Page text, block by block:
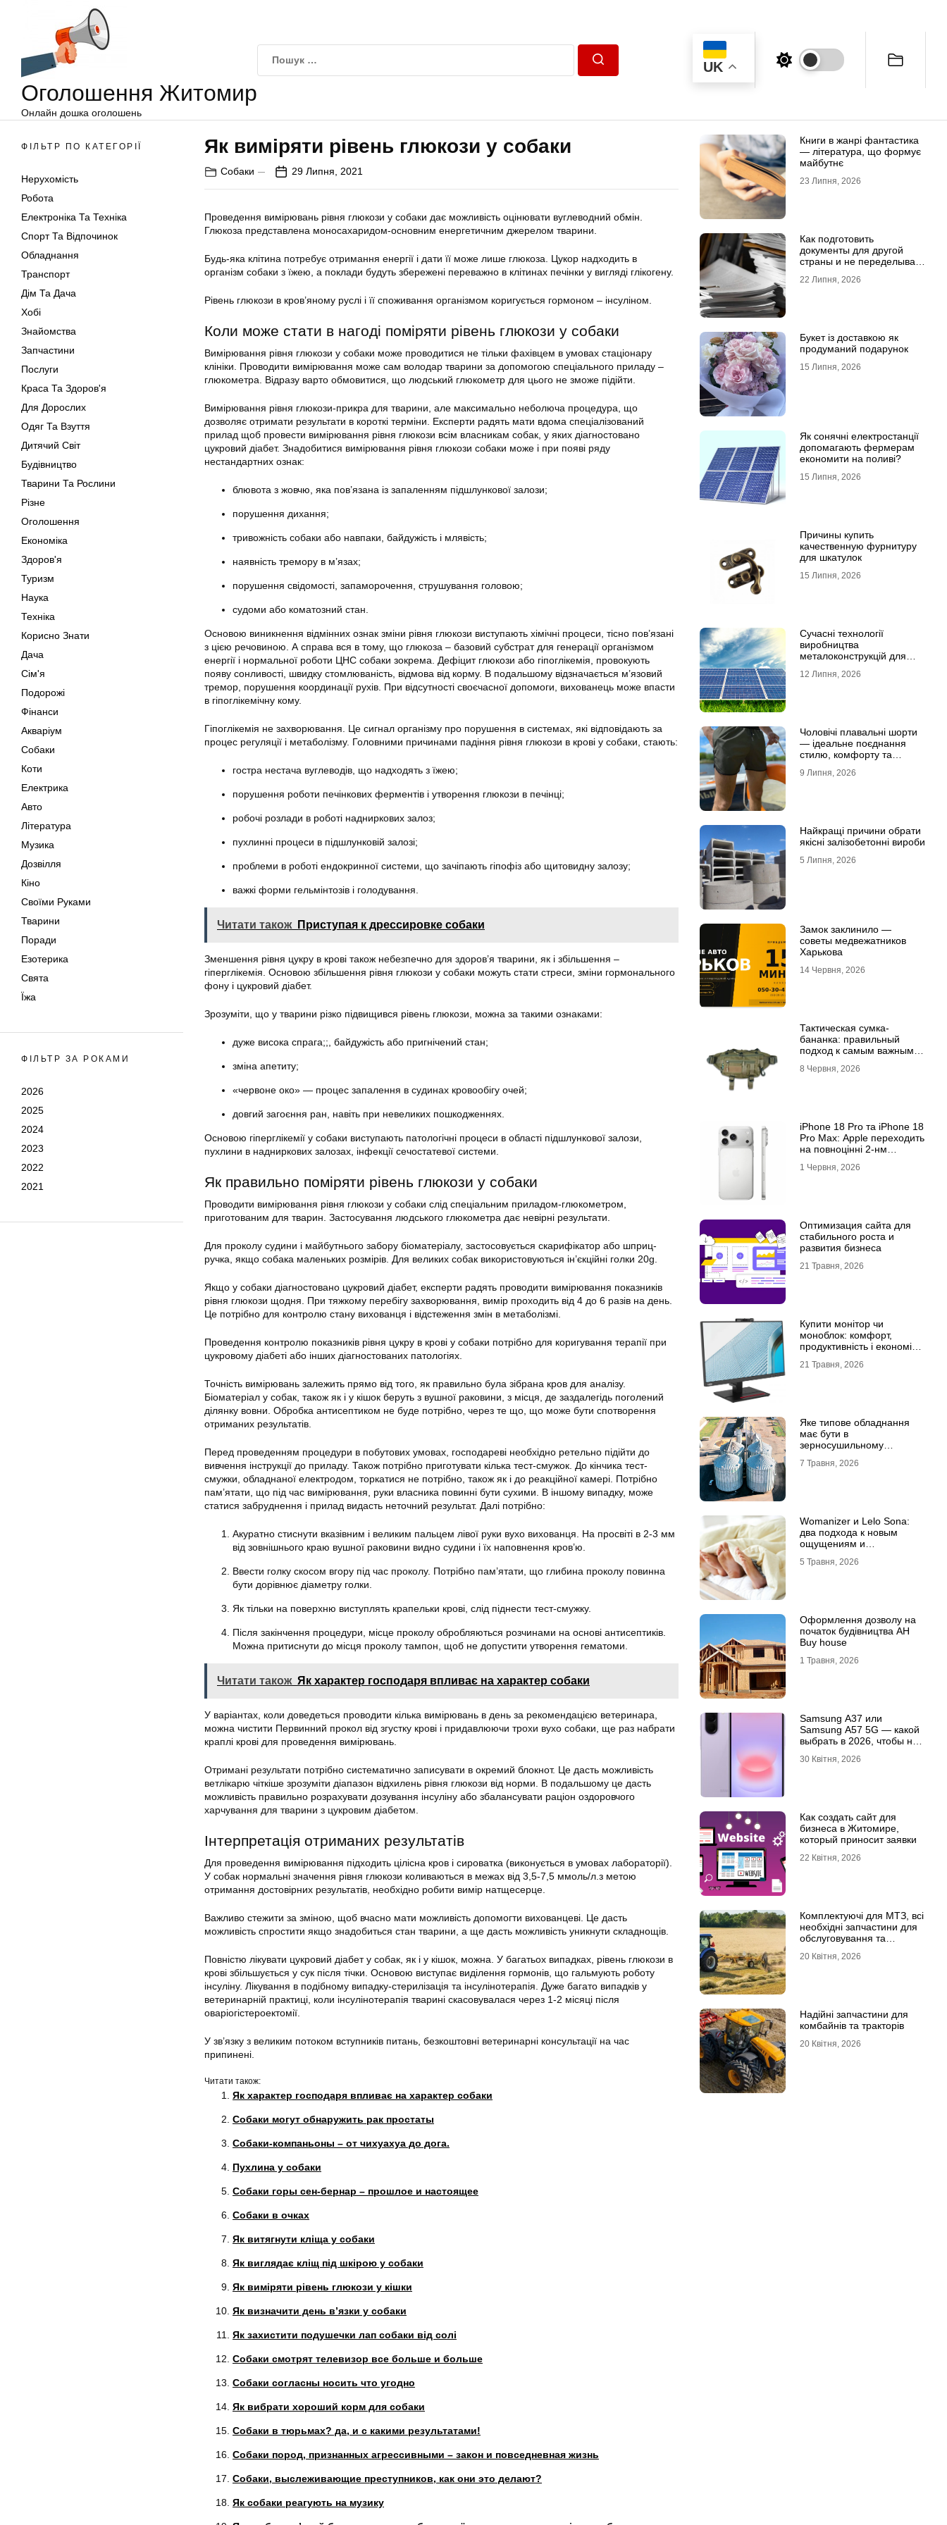
Оголошення Житомир
Онлайн дошка оголошень
UK
ФІЛЬТР ПО КАТЕГОРІЇ
Нерухомість
Робота
Електроніка Та Техніка
Спорт Та Відпочинок
Обладнання
Транспорт
Дім Та Дача
Хобі
Знайомства
Запчастини
Послуги
Краса Та Здоров'я
Для Дорослих
Одяг Та Взуття
Дитячий Світ
Будівництво
Тварини Та Рослини
Різне
Оголошення
Економіка
Здоров'я
Туризм
Наука
Техніка
Корисно Знати
Дача
Сім'я
Подорожі
Фінанси
Акваріум
Собаки
Коти
Електрика
Авто
Література
Музика
Дозвілля
Кіно
Своїми Руками
Тварини
Поради
Езотерика
Свята
Їжа
ФІЛЬТР ЗА РОКАМИ
2026
2025
2024
2023
2022
2021
Як виміряти рівень глюкози у собаки
Собаки 29 Липня, 2021
Проведення вимірювань рівня глюкози у собаки дає можливість оцінювати вуглеводний обмін.
Глюкоза представлена моносахаридом-основним енергетичним джерелом тварини.
Будь-яка клітина потребує отримання енергії і дати її може лише глюкоза. Цукор надходить в
організм собаки з їжею, а поклади будуть збережені переважно в клітинах печінки у вигляді глікогену.
Рівень глюкози в кров’яному руслі і її споживання організмом коригується гормоном – інсуліном.
Коли може стати в нагоді поміряти рівень глюкози у собаки
Вимірювання рівня глюкози у собаки може проводитися не тільки фахівцем в умовах стаціонару
клініки. Проводити вимірювання може сам володар тварини за допомогою спеціального приладу –
глюкометра. Відразу варто обмовитися, що людський глюкометр для цього не зможе підійти.
Вимірювання рівня глюкози-прикра для тварини, але максимально неболюча процедура, що
дозволяє отримати результати в короткі терміни. Експерти радять мати вдома спеціалізований
прилад щоб провести вимірювання рівня глюкози всім власникам собак, у яких діагностовано
цукровий діабет. Знадобитися вимірювання рівня глюкози собаки може і при появі ряду
нестандартних ознак:
блювота з жовчю, яка пов’язана із запаленням підшлункової залози;
порушення дихання;
тривожність собаки або навпаки, байдужість і млявість;
наявність тремору в м’язах;
порушення свідомості, запаморочення, струшування головою;
судоми або коматозний стан.
Основою виникнення відмінних ознак зміни рівня глюкози виступають хімічні процеси, тісно пов’язані
з цією речовиною. А справа вся в тому, що глюкоза – базовий субстрат для генерації організмом
енергії і нормальної роботи ЦНС собаки зокрема. Дефіцит глюкози або гіпоглікемія, провокують
появу сонливості, швидку стомлюваність, відмова від корму. В подальшому відзначається м’язовий
тремор, порушення координації рухів. При відсутності своєчасної допомоги, вихованець може впасти
в гіпоглікемічну кому.
Гіпоглікемія не захворювання. Це сигнал організму про порушення в системах, які відповідають за
процес регуляції і метаболізму. Головними причинами падіння рівня глюкози в крові у собаки, стають:
гостра нестача вуглеводів, що надходять з їжею;
порушення роботи печінкових ферментів і утворення глюкози в печінці;
робочі розлади в роботі надниркових залоз;
пухлинні процеси в підшлунковій залозі;
проблеми в роботі ендокринної системи, що зачіпають гіпофіз або щитовидну залозу;
важкі форми гельмінтозів і голодування.
Читати також Приступая к дрессировке собаки
Зменшення рівня цукру в крові також небезпечно для здоров’я тварини, як і збільшення –
гіперглікемія. Основою збільшення рівня глюкози у собаки можуть стати стреси, зміни гормонального
фону і цукровий діабет.
Зрозуміти, що у тварини різко підвищився рівень глюкози, можна за такими ознаками:
дуже висока спрага;;, байдужість або пригнічений стан;
зміна апетиту;
«червоне око» — процес запалення в судинах кровообігу очей;
довгий загоєння ран, навіть при невеликих пошкодженнях.
Основою гіперглікемії у собаки виступають патологічні процеси в області підшлункової залози,
пухлини в надниркових залозах, інфекції сечостатевої системи.
Як правильно поміряти рівень глюкози у собаки
Проводити вимірювання рівня глюкози у собаки слід спеціальним приладом-глюкометром,
приготованим для тварин. Застосування людського глюкометра дає невірні результати.
Для проколу судини і майбутнього забору біоматеріалу, застосовується скарифікатор або шприц-
ручка, якщо собака маленьких розмірів. Для великих собак використовуються ін’єкційні голки 20g.
Якщо у собаки діагностовано цукровий діабет, експерти радять проводити вимірювання показників
рівня глюкози щодня. При тяжкому перебігу захворювання, вимір проходить від 4 до 6 разів на день.
Це потрібно для контролю стану вихованця і відстеження змін в метаболізмі.
Проведення контролю показників рівня цукру в крові у собаки потрібно для коригування терапії при
цукровому діабеті або інших діагностованих патологіях.
Точність вимірювань залежить прямо від того, як правильно була зібрана кров для аналізу.
Біоматеріал у собак, також як і у кішок беруть з вушної раковини, з місця, де заздалегідь поголений
ділянку вовни. Обробка антисептиком не буде потрібно, через те що, що може бути спотворення
отриманих результатів.
Перед проведенням процедури в побутових умовах, господареві необхідно ретельно підійти до
вивчення інструкції до приладу. Також потрібно приготувати кілька тест-смужок. До кінчика тест-
смужки, обладнаної електродом, торкатися не потрібно, також як і до реакційної камері. Потрібно
пам’ятати, що під час вимірювання, руки власника повинні бути сухими. В іншому випадку, може
статися забруднення і прилад видасть неточний результат. Далі потрібно:
Акуратно стиснути вказівним і великим пальцем лівої руки вухо вихованця. На просвіті в 2-3 мм
від зовнішнього краю вушної раковини видно судини і їх наповнення кров’ю.
Ввести голку скосом вгору під час проколу. Потрібно пам’ятати, що глибина проколу повинна
бути дорівнює діаметру голки.
Як тільки на поверхню виступлять крапельки крові, слід піднести тест-смужку.
Після закінчення процедури, місце проколу обробляються розчинами на основі антисептиків.
Можна притиснути до місця проколу тампон, щоб не допустити утворення гематоми.
Читати також Як характер господаря впливає на характер собаки
У варіантах, коли доведеться проводити кілька вимірювань в день за рекомендацією ветеринара,
можна чистити Первинний прокол від згустку крові і придавлюючи трохи вухо собаки, ще раз набрати
краплі крові для проведення вимірювань.
Отримані результати потрібно систематично записувати в окремий блокнот. Це дасть можливість
ветлікарю чіткіше зрозуміти діапазон відхилень рівня глюкози від норми. В подальшому це дасть
можливість правильно розрахувати дозування інсуліну або збалансувати раціон оздоровчого
харчування для тварини з цукровим діабетом.
Інтерпретація отриманих результатів
Для проведення вимірювання підходить цілісна кров і сироватка (виконується в умовах лабораторії).
У собак нормальні значення рівня глюкози коливаються в межах від 3,5-7,5 ммоль/л.з метою
отримання достовірних результатів, необхідно робити вимір натщесерце.
Важливо стежити за зміною, щоб вчасно мати можливість допомогти вихованцеві. Це дасть
можливість спростити якщо знадобиться стан тварини, а ще дасть можливість уникнути складнощів.
Повністю лікувати цукровий діабет у собак, як і у кішок, можна. У багатьох випадках, рівень глюкози в
крові збільшується у сук після тічки. Основою виступає виділення гормонів, що гальмують роботу
інсуліну. Лікування в подібному випадку-стерилізація та інсулінотерапія. Дуже багато випадків у
ветеринарній практиці, коли інсулінотерапія тварині скасовувалася через 1-2 місяці після
оваріогістероектомії.
У зв’язку з великим потоком вступників питань, безкоштовні ветеринарні консультації на час
припинені.
Читати також:
Як характер господаря впливає на характер собаки
Собаки могут обнаружить рак простаты
Собаки-компаньоны – от чихуахуа до дога.
Пухлина у собаки
Собаки горы сен-бернар – прошлое и настоящее
Собаки в очках
Як витягнути кліща у собаки
Як виглядає кліщ під шкірою у собаки
Як виміряти рівень глюкози у кішки
Як визначити день в’язки у собаки
Як захистити подушечки лап собаки від солі
Собаки смотрят телевизор все больше и больше
Собаки согласны носить что угодно
Як вибрати хороший корм для собаки
Собаки в тюрьмах? да, и с какими результатами!
Собаки пород, признанных агрессивными – закон и повседневная жизнь
Собаки, выслеживающие преступников, как они это делают?
Як собаки реагують на музику
Книги в жанрі фантастика
— література, що формує
майбутнє
23 Липня, 2026
Как подготовить
документы для другой
страны и не переделывать
22 Липня, 2026
Букет із доставкою як
продуманий подарунок
15 Липня, 2026
Як сонячні електростанції
допомагають фермерам
економити на поливі?
15 Липня, 2026
Причины купить
качественную фурнитуру
для шкатулок
15 Липня, 2026
Сучасні технології
виробництва
металоконструкцій для
12 Липня, 2026
Чоловічі плавальні шорти
— ідеальне поєднання
стилю, комфорту та
9 Липня, 2026
Найкращі причини обрати
якісні залізобетонні вироби
5 Липня, 2026
Замок заклинило —
советы медвежатников
Харькова
14 Червня, 2026
Тактическая сумка-
бананка: правильный
подход к самым важным
8 Червня, 2026
iPhone 18 Pro та iPhone 18
Pro Max: Apple переходить
на повноцінні 2-нм
1 Червня, 2026
Оптимизация сайта для
стабильного роста и
развития бизнеса
21 Травня, 2026
Купити монітор чи
моноблок: комфорт,
продуктивність і економія
21 Травня, 2026
Яке типове обладнання
має бути в
зерносушильному
7 Травня, 2026
Womanizer и Lelo Sona:
два подхода к новым
ощущениям и
5 Травня, 2026
Оформлення дозволу на
початок будівництва АН
Buy house
1 Травня, 2026
Samsung A37 или
Samsung A57 5G — какой
выбрать в 2026, чтобы не
30 Квітня, 2026
Как создать сайт для
бизнеса в Житомире,
который приносит заявки
22 Квітня, 2026
Комплектуючі для МТЗ, всі
необхідні запчастини для
обслуговування та
20 Квітня, 2026
Надійні запчастини для
комбайнів та тракторів
20 Квітня, 2026